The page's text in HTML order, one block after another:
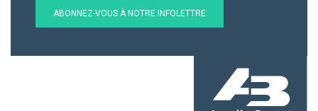
ABONNEZ-VOUS À NOTRE INFOLETTRE